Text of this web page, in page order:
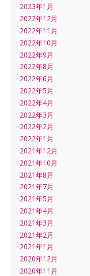
2023年1月
2022年12月
2022年11月
2022年10月
2022年9月
2022年8月
2022年6月
2022年5月
2022年4月
2022年3月
2022年2月
2022年1月
2021年12月
2021年10月
2021年8月
2021年7月
2021年5月
2021年4月
2021年3月
2021年2月
2021年1月
2020年12月
2020年11月